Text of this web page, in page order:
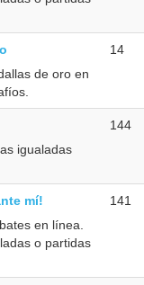
de oro en
14
igualadas
144
mí!
en línea.
o partidas
141